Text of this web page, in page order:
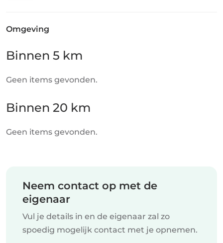
Omgeving
Binnen 5 km
Geen items gevonden.
Binnen 20 km
Geen items gevonden.
Neem contact op met de
eigenaar
Vul je details in en de eigenaar zal zo
spoedig mogelijk contact met je opnemen.